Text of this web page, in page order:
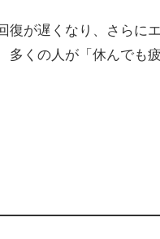
復が遅くなり、さらに
くの人が「休んでも